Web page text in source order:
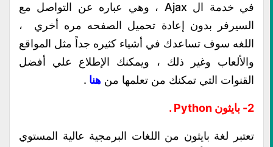
في خدمة ال Ajax ، وهي عباره عن التواصل مع
السيرفر بدون إعادة تحميل الصفحه مره أخري ،
اللغه سوف تساعدك في أشياء كثيره جداً مثل المواقع
والألعاب وغير ذلك ، ويمكنك الإطلاع علي أفضل
القنوات التي تمكنك من تعلمها من هنا .
2- بايثون Python .
تعتبر لغة بايثون من اللغات البرمجية عالية المستوي